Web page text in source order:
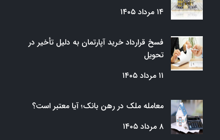
۱۴ مرداد ۱۴۰۵
فسخ قرارداد خرید آپارتمان به دلیل تأخیر در
تحویل
۱۱ مرداد ۱۴۰۵
معامله ملک در رهن بانک؛ آیا معتبر است؟
۸ مرداد ۱۴۰۵